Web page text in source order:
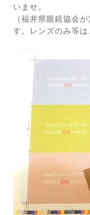
いませ。
（福井県眼鏡協会
す。レンズのみ等は